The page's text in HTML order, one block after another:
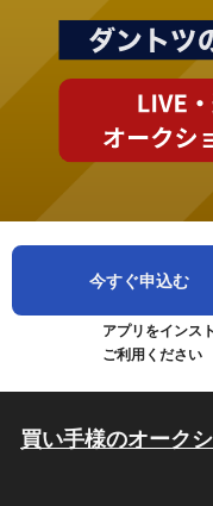
今すぐ申込む
アプリをインス
ご利用ください
買い手様のオーク